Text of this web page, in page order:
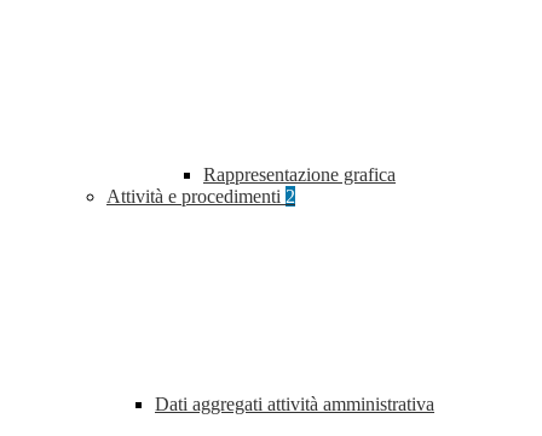
Rappresentazione grafica
Attività e procedimenti 2
Dati aggregati attività amministrativa